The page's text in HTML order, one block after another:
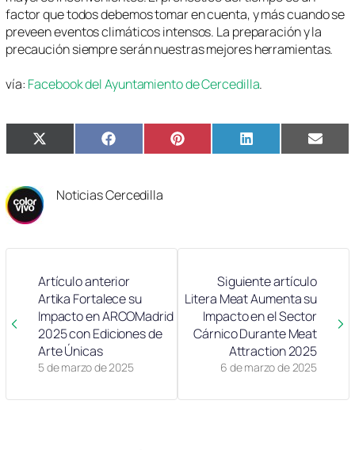
factor que todos debemos tomar en cuenta, y más cuando se
preveen eventos climáticos intensos. La preparación y la
precaución siempre serán nuestras mejores herramientas.
vía: Facebook del Ayuntamiento de Cercedilla.
Compartir
en
X
(Twitter)
Compartir
en
Facebook Compartir
en
Pinterest Compartir
en
LinkedIn
en
Email
Noticias Cercedilla
Artículo anterior
5 de marzo de 2025
Artika Fortalece su
Impacto en ARCOMadrid
2025 con Ediciones de
Arte Únicas
Siguiente artículo
6 de marzo de 2025
Litera Meat Aumenta su
Impacto en el Sector
Cárnico Durante Meat
Attraction 2025